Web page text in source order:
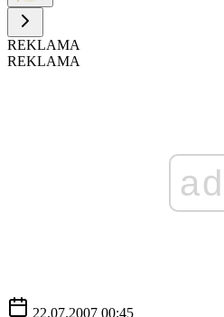
REKLAMA
REKLAMA
ad
22.07.2007 00:45